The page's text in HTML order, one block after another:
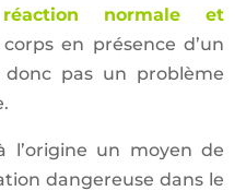
réaction normale et
en présence d’un
donc pas un problème
un moyen de
dangereuse dans le